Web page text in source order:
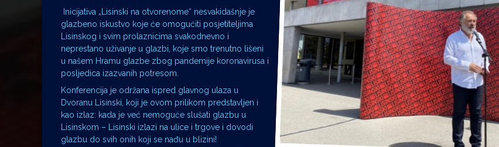
Inicijativa „Lisinski na otvorenome“ nesvakidašnje je
glazbeno iskustvo koje će omogućiti posjetiteljima
Lisinskog i svim prolaznicima svakodnevno i
neprestano uživanje u glazbi, koje smo trenutno lišeni
u našem Hramu glazbe zbog pandemije koronavirusa i
posljedica izazvanih potresom.
Konferencija je održana ispred glavnog ulaza u
Dvoranu Lisinski, koji je ovom prilikom predstavljen i
kao izlaz: kada je već nemoguće slušati glazbu u
Lisinskom – Lisinski izlazi na ulice i trgove i dovodi
glazbu do svih onih koji se nađu u blizini!